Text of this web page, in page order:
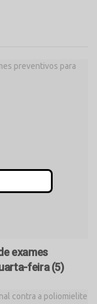
exames
feira (5)